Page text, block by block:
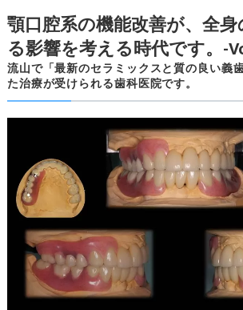
流山で「最新のセラミックスと質の良い義
た治療が受けられる歯科医院です。
顎口腔系の機能改善が、全
る影響を考える時代です。-